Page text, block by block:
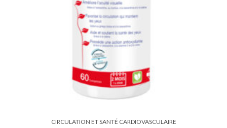
CIRCULATION ET SANTÉ CARDIOVASCULAIRE